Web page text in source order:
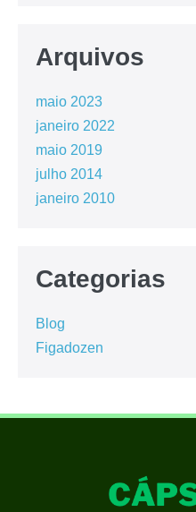
Arquivos
maio 2023
janeiro 2022
maio 2019
julho 2014
janeiro 2010
Categorias
Blog
Figadozen